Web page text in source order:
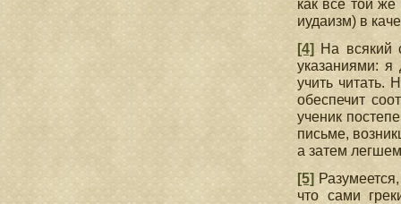
как все той
иудаизм) в
[4]
На всякий
указаниями:
учить читать.
обеспечит
ученик
письме,
а затем
[5]
что сами